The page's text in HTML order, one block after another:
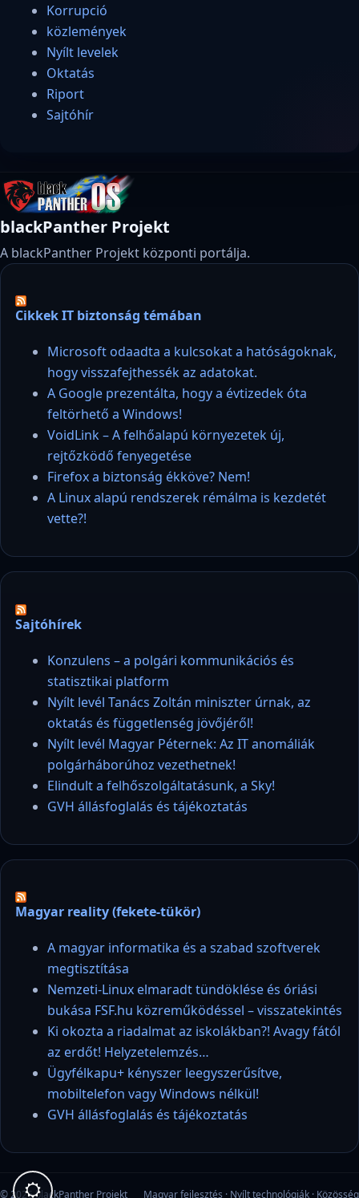
Korrupció
közlemények
Nyílt levelek
Oktatás
Riport
Sajtóhír
blackPanther Projekt
A blackPanther Projekt központi portálja.
Cikkek IT biztonság témában
Microsoft odaadta a kulcsokat a hatóságoknak,
hogy visszafejthessék az adatokat.
A Google prezentálta, hogy a évtizedek óta
feltörhető a Windows!
VoidLink – A felhőalapú környezetek új,
rejtőzködő fenyegetése
Firefox a biztonság ékköve? Nem!
A Linux alapú rendszerek rémálma is kezdetét
vette?!
Sajtóhírek
Konzulens – a polgári kommunikációs és
statisztikai platform
Nyílt levél Tanács Zoltán miniszter úrnak, az
oktatás és függetlenség jövőjéről!
Nyílt levél Magyar Péternek: Az IT anomáliák
polgárháborúhoz vezethetnek!
Elindult a felhőszolgáltatásunk, a Sky!
GVH állásfoglalás és tájékoztatás
Magyar reality (fekete-tükör)
A magyar informatika és a szabad szoftverek
megtisztítása
Nemzeti-Linux elmaradt tündöklése és óriási
bukása FSF.hu közreműködéssel – visszatekintés
Ki okozta a riadalmat az iskolákban?! Avagy fától
az erdőt! Helyzetelemzés…
Ügyfélkapu+ kényszer leegyszerűsítve,
mobiltelefon vagy Windows nélkül!
GVH állásfoglalás és tájékoztatás
© 2026 blackPanther Projekt Magyar fejlesztés · Nyílt technológiák · Közösség